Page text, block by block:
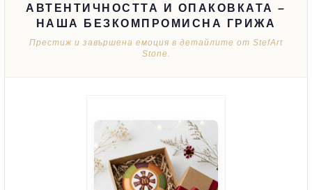
АВТЕНТИЧНОСТТА И ОПАКОВКАТА –
НАША БЕЗКОМПРОМИСНА ГРИЖА
Престиж и завършена емоция в детайлите от StefArt
Stone.